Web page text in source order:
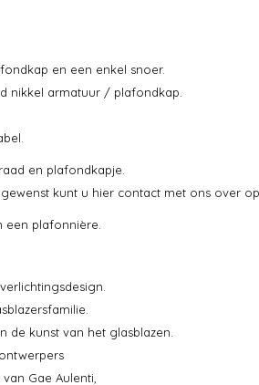
en een enkel snoer.
nikkel armatuur / plafondkap.
en plafondkapje.
kunt u hier contact met ons over
een plafonnière.
de kunst van het glasblazen.
Gae Aulenti,